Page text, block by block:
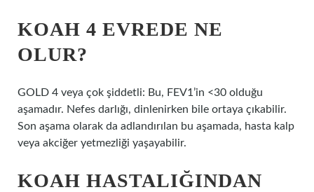
KOAH 4 EVREDE NE
OLUR?
GOLD 4 veya çok şiddetli: Bu, FEV1’in <30 olduğu
aşamadır. Nefes darlığı, dinlenirken bile ortaya çıkabilir.
Son aşama olarak da adlandırılan bu aşamada, hasta kalp
veya akciğer yetmezliği yaşayabilir.
KOAH HASTALIĞINDAN